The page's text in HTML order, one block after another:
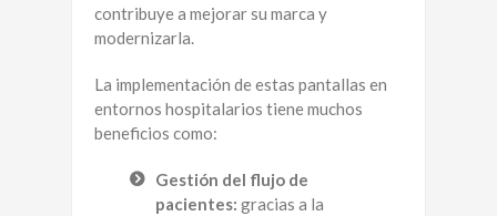
contribuye a mejorar su marca y
modernizarla.
La implementación de estas pantallas en
entornos hospitalarios tiene muchos
beneficios como:
Gestión del flujo de
pacientes: gracias a la